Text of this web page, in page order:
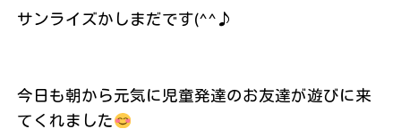
サンライズかしまだです(^^♪
今日も朝から元気に児童発達のお友達が遊びに来
てくれました